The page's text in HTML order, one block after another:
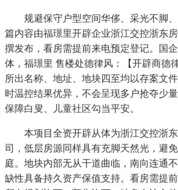
规避保守户型空间华侈、采光不脚、
篇内容由福璟里开辟企业浙江交控浙东
撰发布，看房需提前来电预定登记。国
体，福璟里 售楼处德律风：【开辟商德
所出名称、地址、地块四至均以存案文
时温控结果优异，不会呈现多户抢夺少
保障白叟、儿童社区勾当平安。
本项目全资开辟从体为浙江交控浙东
司，低层房源同样具有充脚天然光，避
庭。地块内部无从干道曲临，南向连通
缺性具备持久资产保值支持。看房需提